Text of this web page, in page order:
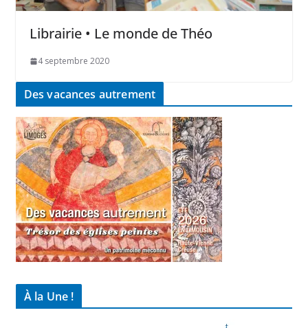
Librairie • Le monde de Théo
4 septembre 2020
Des vacances autrement
À la Une !